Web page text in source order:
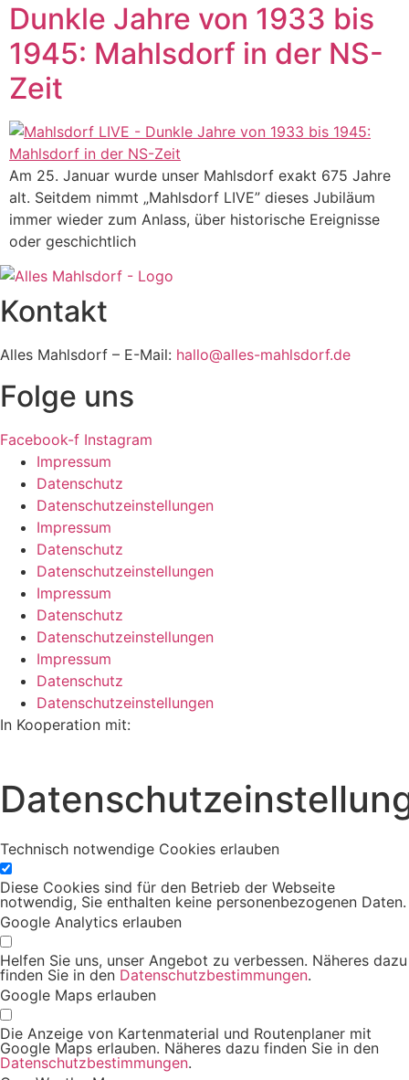
Dunkle Jahre von 1933 bis
1945: Mahlsdorf in der NS-
Zeit
Am 25. Januar wurde unser Mahlsdorf exakt 675 Jahre
alt. Seitdem nimmt „Mahlsdorf LIVE” dieses Jubiläum
immer wieder zum Anlass, über historische Ereignisse
oder geschichtlich
Kontakt
Alles Mahlsdorf – E-Mail: hallo@alles-mahlsdorf.de
Folge uns
Facebook-f Instagram
Impressum
Datenschutz
Datenschutzeinstellungen
Impressum
Datenschutz
Datenschutzeinstellungen
Impressum
Datenschutz
Datenschutzeinstellungen
Impressum
Datenschutz
Datenschutzeinstellungen
In Kooperation mit:
Technisch notwendige Cookies erlauben
Diese Cookies sind für den Betrieb der Webseite
notwendig, Sie enthalten keine personenbezogenen Daten.
Google Analytics erlauben
Helfen Sie uns, unser Angebot zu verbessen. Näheres dazu
finden Sie in den Datenschutzbestimmungen.
Google Maps erlauben
Die Anzeige von Kartenmaterial und Routenplaner mit
Google Maps erlauben. Näheres dazu finden Sie in den
Datenschutzbestimmungen.